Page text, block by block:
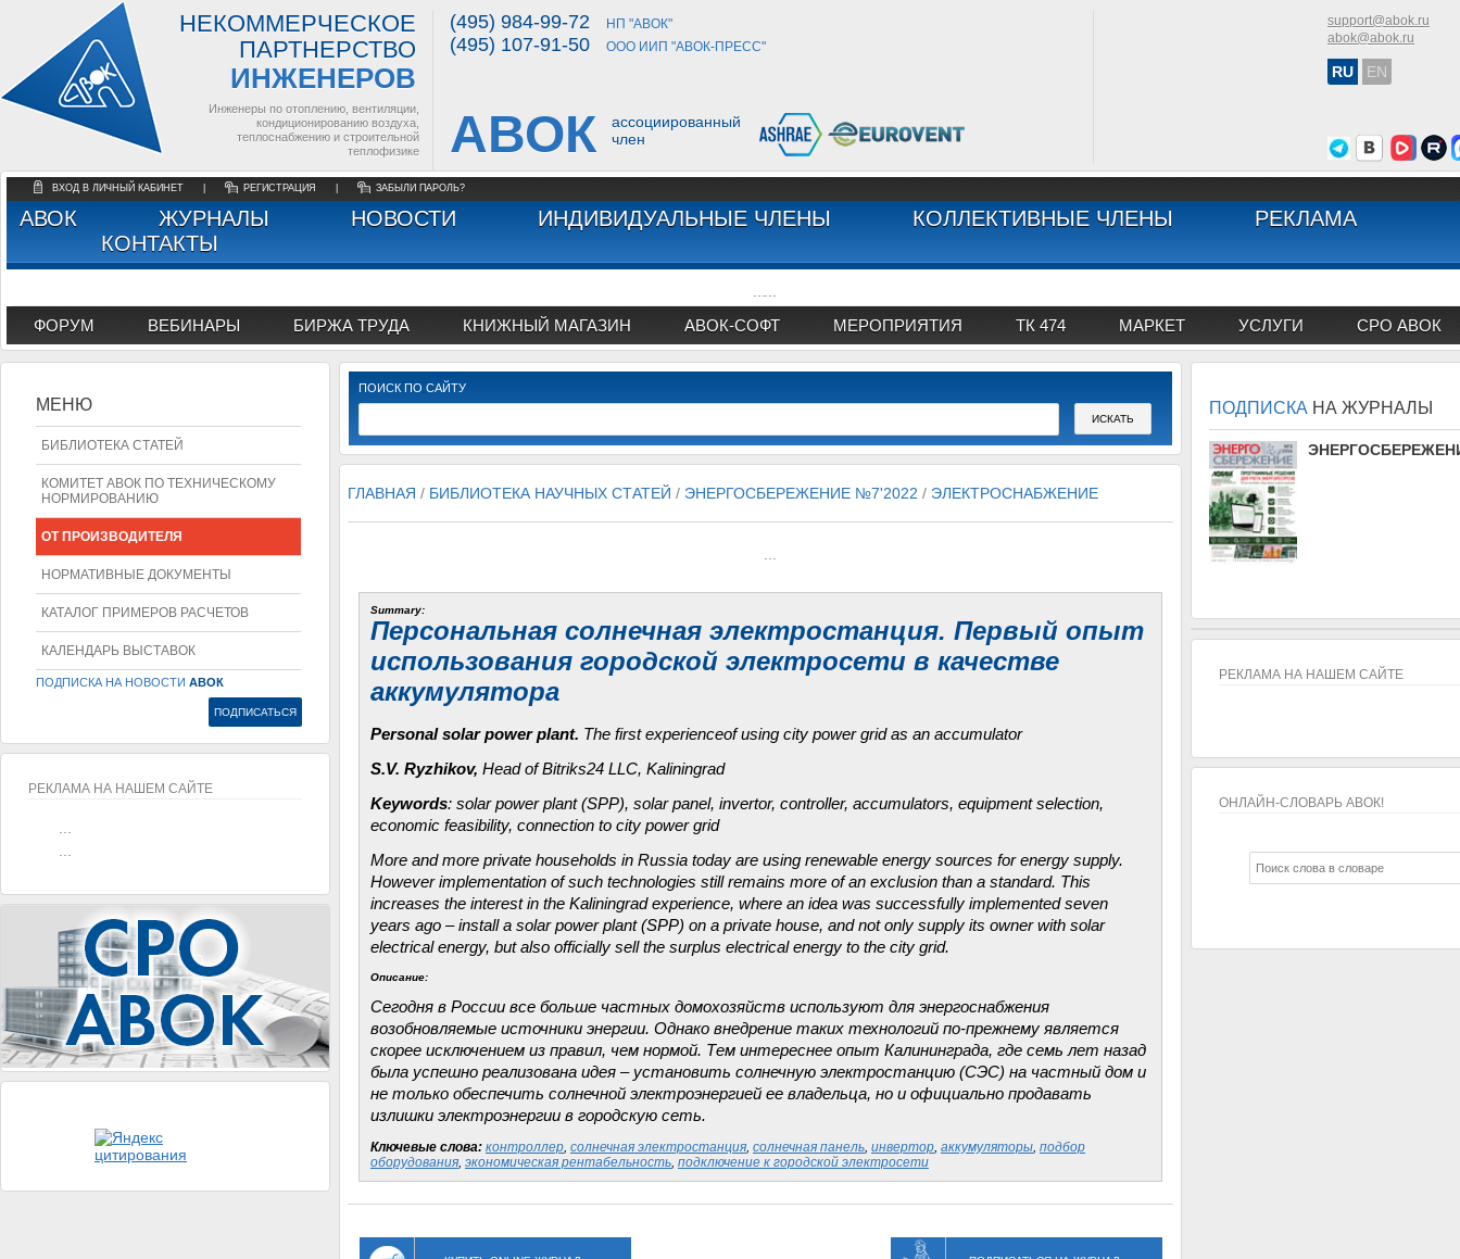
НЕКОММЕРЧЕСКОЕ
ПАРТНЕРСТВО
ИНЖЕНЕРОВ
Инженеры по отоплению, вентиляции,
кондиционированию воздуха,
теплоснабжению и строительной
теплофизике
(495) 984-99-72 НП "АВОК"
(495) 107-91-50 ООО ИИП "АВОК-ПРЕСС"
АВОК
ассоциированный
член
support@abok.ru
abok@abok.ru
RU EN
ВХОД В ЛИЧНЫЙ КАБИНЕТ РЕГИСТРАЦИЯ ЗАБЫЛИ ПАРОЛЬ?
АВОК ЖУРНАЛЫ НОВОСТИ ИНДИВИДУАЛЬНЫЕ ЧЛЕНЫ КОЛЛЕКТИВНЫЕ ЧЛЕНЫ
РЕКЛАМА
КОНТАКТЫ
ФОРУМ ВЕБИНАРЫ БИРЖА ТРУДА КНИЖНЫЙ МАГАЗИН АВОК-СОФТ МЕРОПРИЯТИЯ ТК 474 МАРКЕТ УСЛУГИ СРО АВОК
ПОИСК ПО САЙТУ
ГЛАВНАЯ / БИБЛИОТЕКА НАУЧНЫХ СТАТЕЙ / ЭНЕРГОСБЕРЕЖЕНИЕ №7'2022 / ЭЛЕКТРОСНАБЖЕНИЕ
Summary:
Персональная солнечная электростанция. Первый опыт
использования городской электросети в качестве
аккумулятора
Personal solar power plant. The first experienceof using city power grid as an accumulator
S.V. Ryzhikov, Head of Bitriks24 LLC, Kaliningrad
Keywords: solar power plant (SPP), solar panel, invertor, controller, accumulators, equipment selection,
economic feasibility, connection to city power grid
More and more private households in Russia today are using renewable energy sources for energy supply.
However implementation of such technologies still remains more of an exclusion than a standard. This
increases the interest in the Kaliningrad experience, where an idea was successfully implemented seven
years ago – install a solar power plant (SPP) on a private house, and not only supply its owner with solar
electrical energy, but also officially sell the surplus electrical energy to the city grid.
Описание:
Сегодня в России все больше частных домохозяйств используют для энергоснабжения
возобновляемые источники энергии. Однако внедрение таких технологий по-прежнему является
скорее исключением из правил, чем нормой. Тем интереснее опыт Калининграда, где семь лет назад
была успешно реализована идея – установить солнечную электростанцию (СЭС) на частный дом и
не только обеспечить солнечной электроэнергией ее владельца, но и официально продавать
излишки электроэнергии в городскую сеть.
Ключевые слова: контроллер, солнечная электростанция, солнечная панель, инвертор, аккумуляторы, подбор
оборудования, экономическая рентабельность, подключение к городской электросети
МЕНЮ
БИБЛИОТЕКА СТАТЕЙ
КОМИТЕТ АВОК ПО ТЕХНИЧЕСКОМУ
НОРМИРОВАНИЮ
ОТ ПРОИЗВОДИТЕЛЯ
НОРМАТИВНЫЕ ДОКУМЕНТЫ
КАТАЛОГ ПРИМЕРОВ РАСЧЕТОВ
КАЛЕНДАРЬ ВЫСТАВОК
ПОДПИСКА НА НОВОСТИ АВОК
РЕКЛАМА НА НАШЕМ САЙТЕ
ПОДПИСКА НА ЖУРНАЛЫ
АВОК
РЕКЛАМА НА НАШЕМ САЙТЕ
ОНЛАЙН-СЛОВАРЬ АВОК!